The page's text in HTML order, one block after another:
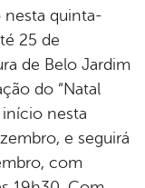
quinta-
25 de
de Belo Jardim
do “Natal
início nesta
e seguirá
com